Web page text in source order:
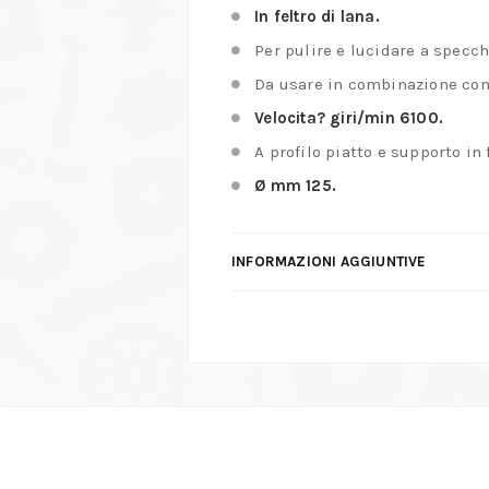
In feltro di lana.
Per pulire e lucidare a
Da usare in combinazione
Velocita? giri/min 6100.
A profilo piatto e supporto in
Ø mm 125.
INFORMAZIONI AGGIUNTIVE